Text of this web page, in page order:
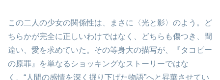
この二人の少女の関係性は、まさに〈光と影〉のよう。ど
ちらかが完全に正しいわけではなく、どちらも傷つき、間
違い、愛を求めていた。その等身大の描写が、『タコピー
の原罪』を単なるショッキングなストーリーではな
く、“人間の感情を深く掘り下げた物語”へと昇華させてい